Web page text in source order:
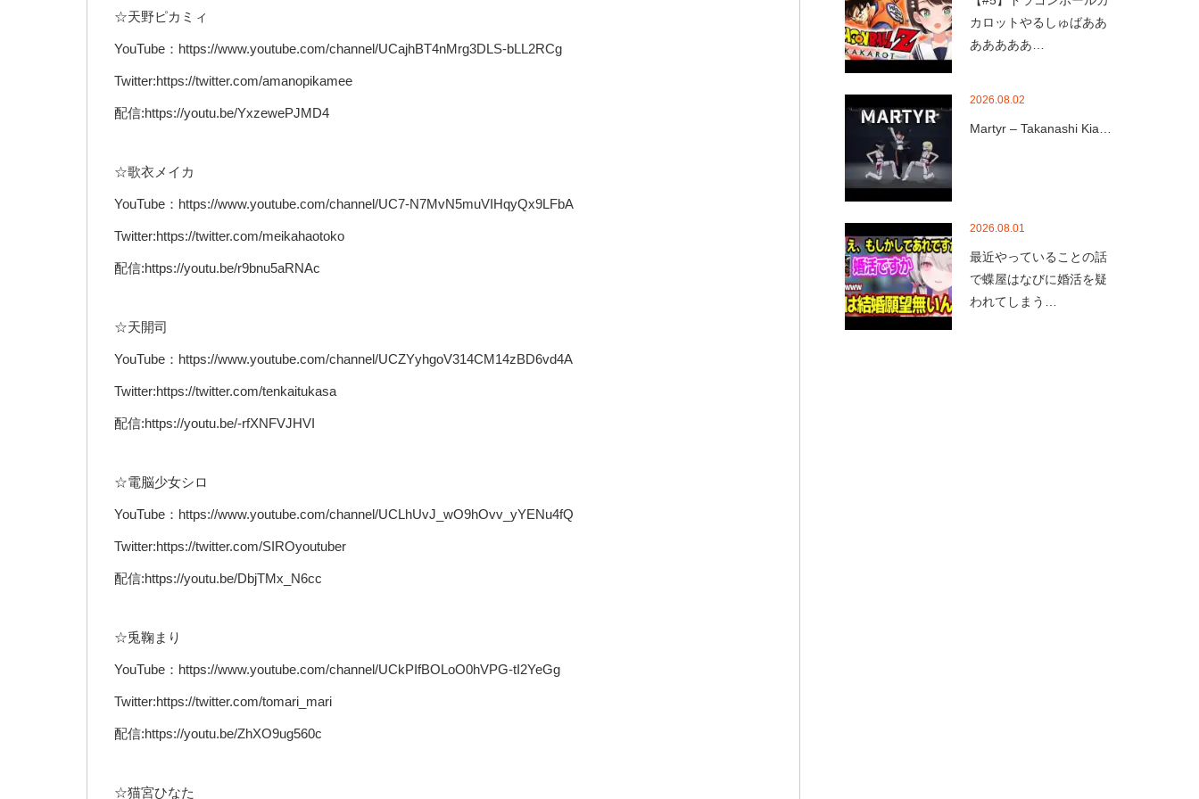
☆天野ピカミィ
YouTube：https://www.youtube.com/channel/UCajhBT4nMrg3DLS-bLL2RCg
Twitter:https://twitter.com/amanopikamee
配信:https://youtu.be/YxzewePJMD4
☆歌衣メイカ
YouTube：https://www.youtube.com/channel/UC7-N7MvN5muVIHqyQx9LFbA
Twitter:https://twitter.com/meikahaotoko
配信:https://youtu.be/r9bnu5aRNAc
☆天開司
YouTube：https://www.youtube.com/channel/UCZYyhgoV314CM14zBD6vd4A
Twitter:https://twitter.com/tenkaitukasa
配信:https://youtu.be/-rfXNFVJHVI
☆電脳少女シロ
YouTube：https://www.youtube.com/channel/UCLhUvJ_wO9hOvv_yYENu4fQ
Twitter:https://twitter.com/SIROyoutuber
配信:https://youtu.be/DbjTMx_N6cc
☆兎鞠まり
YouTube：https://www.youtube.com/channel/UCkPIfBOLoO0hVPG-tI2YeGg
Twitter:https://twitter.com/tomari_mari
配信:https://youtu.be/ZhXO9ug560c
☆猫宮ひなた
カロットやるしゅばああ
あああああ…
2026.08.02
Martyr – Takanashi Kia…
2026.08.01
最近やっていることの話
で蝶屋はなびに婚活を疑
われてしまう…